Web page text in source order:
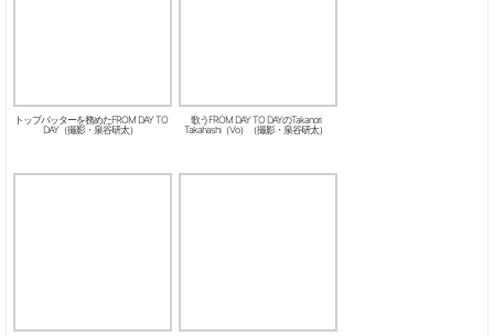
トップバッターを務めたFROM DAY TO
DAY（撮影・泉谷研太）
歌うFROM DAY TO DAYのTakanori
Takahashi（Vo）（撮影・泉谷研太）